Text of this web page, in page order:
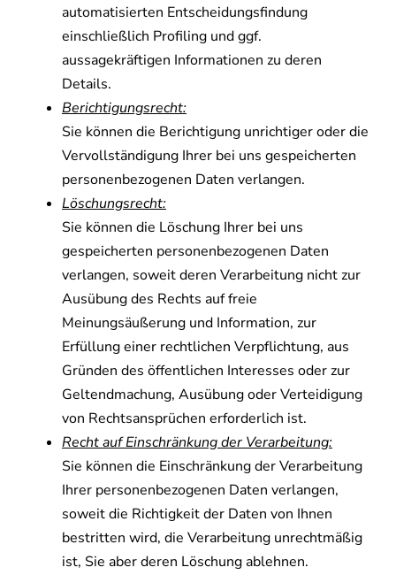
automatisierten Entscheidungsfindung
einschließlich Profiling und ggf.
aussagekräftigen Informationen zu deren
Details.
Berichtigungsrecht:
Sie können die Berichtigung unrichtiger oder die
Vervollständigung Ihrer bei uns gespeicherten
personenbezogenen Daten verlangen.
Löschungsrecht:
Sie können die Löschung Ihrer bei uns
gespeicherten personenbezogenen Daten
verlangen, soweit deren Verarbeitung nicht zur
Ausübung des Rechts auf freie
Meinungsäußerung und Information, zur
Erfüllung einer rechtlichen Verpflichtung, aus
Gründen des öffentlichen Interesses oder zur
Geltendmachung, Ausübung oder Verteidigung
von Rechtsansprüchen erforderlich ist.
Recht auf Einschränkung der Verarbeitung:
Sie können die Einschränkung der Verarbeitung
Ihrer personenbezogenen Daten verlangen,
soweit die Richtigkeit der Daten von Ihnen
bestritten wird, die Verarbeitung unrechtmäßig
ist, Sie aber deren Löschung ablehnen.